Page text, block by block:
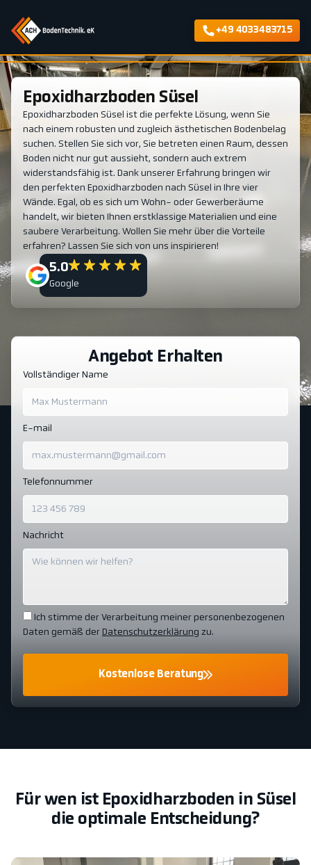
+49 4033483715
Epoxidharzboden Süsel
Epoxidharzboden Süsel ist die perfekte Lösung, wenn Sie
nach einem robusten und zugleich ästhetischen Bodenbelag
suchen. Stellen Sie sich vor, Sie betreten einen Raum, dessen
Boden nicht nur gut aussieht, sondern auch extrem
widerstandsfähig ist. Dank unserer Erfahrung bringen wir
den perfekten Epoxidharzboden nach Süsel in Ihre vier
Wände. Egal, ob es sich um Wohn- oder Gewerberäume
handelt, wir bieten Ihnen erstklassige Materialien und eine
saubere Verarbeitung. Wollen Sie mehr über die Vorteile
erfahren? Lassen Sie sich von uns inspirieren!
5.0
Google
Angebot Erhalten
Vollständiger Name
E-mail
Telefonnummer
Nachricht
Ich stimme der Verarbeitung meiner personenbezogenen
Daten gemäß der Datenschutzerklärung zu.
Kostenlose Beratung
Für wen ist Epoxidharzboden in Süsel
die optimale Entscheidung?